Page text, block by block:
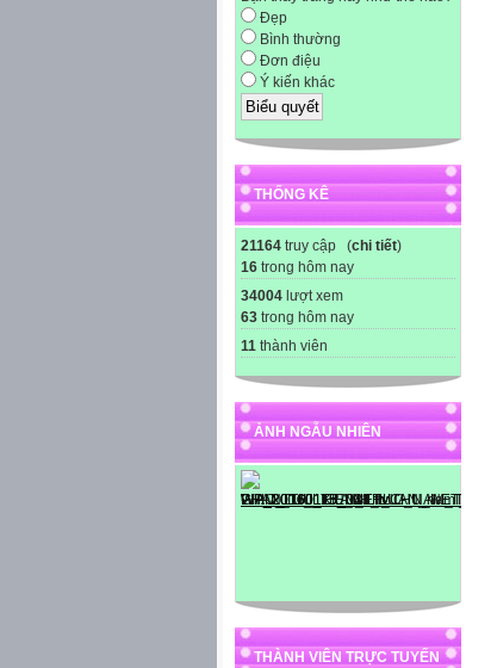
Đẹp
Bình thường
Đơn điệu
Ý kiến khác
THỐNG KÊ
21164 truy cập (chi tiết)
16 trong hôm nay
34004 lượt xem
63 trong hôm nay
11 thành viên
ẢNH NGẪU NHIÊN
THÀNH VIÊN TRỰC TUYẾN